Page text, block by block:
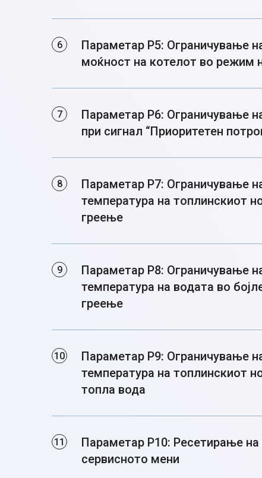
Параметар P5: Ограничување
моќност на котелот во режим
Параметар P6: Ограничување
при сигнал “Приоритетен
Параметар P7: Ограничување
температура на топлинскиот
греење
Параметар P8: Ограничување
температура на водата во
греење
Параметар P9: Ограничување
температура на топлинскиот
топла вода
Параметар P10: Ресетирање на
сервисното мени